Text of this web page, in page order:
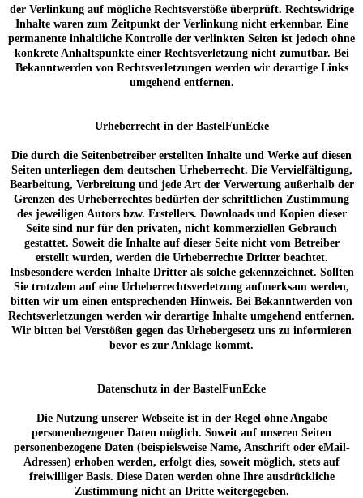
der Verlinkung auf mögliche Rechtsverstöße überprüft. Rechtswidrige
Inhalte waren zum Zeitpunkt der Verlinkung nicht erkennbar. Eine
permanente inhaltliche Kontrolle der verlinkten Seiten ist jedoch ohne
konkrete Anhaltspunkte einer Rechtsverletzung nicht zumutbar. Bei
Bekanntwerden von Rechtsverletzungen werden wir derartige Links
umgehend entfernen.
Urheberrecht in der BastelFunEcke
Die durch die Seitenbetreiber erstellten Inhalte und Werke auf diesen
Seiten unterliegen dem deutschen Urheberrecht. Die Vervielfältigung,
Bearbeitung, Verbreitung und jede Art der Verwertung außerhalb der
Grenzen des Urheberrechtes bedürfen der schriftlichen Zustimmung
des jeweiligen Autors bzw. Erstellers. Downloads und Kopien dieser
Seite sind nur für den privaten, nicht kommerziellen Gebrauch
gestattet. Soweit die Inhalte auf dieser Seite nicht vom Betreiber
erstellt wurden, werden die Urheberrechte Dritter beachtet.
Insbesondere werden Inhalte Dritter als solche gekennzeichnet. Sollten
Sie trotzdem auf eine Urheberrechtsverletzung aufmerksam werden,
bitten wir um einen entsprechenden Hinweis. Bei Bekanntwerden von
Rechtsverletzungen werden wir derartige Inhalte umgehend entfernen.
Wir bitten bei Verstößen gegen das Urhebergesetz uns zu informieren
bevor es zur Anklage kommt.
Datenschutz in der BastelFunEcke
Die Nutzung unserer Webseite ist in der Regel ohne Angabe
personenbezogener Daten möglich. Soweit auf unseren Seiten
personenbezogene Daten (beispielsweise Name, Anschrift oder eMail-
Adressen) erhoben werden, erfolgt dies, soweit möglich, stets auf
freiwilliger Basis. Diese Daten werden ohne Ihre ausdrückliche
Zustimmung nicht an Dritte weitergegeben.